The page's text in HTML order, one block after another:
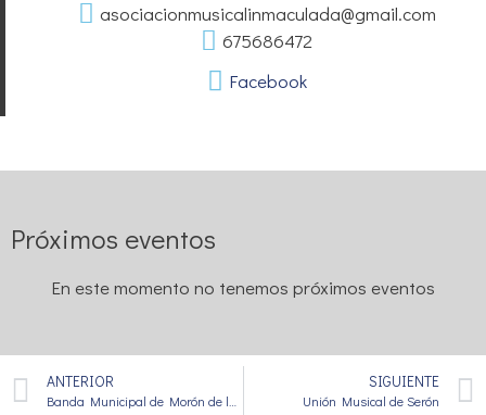
asociacionmusicalinmaculada@gmail.com
675686472
Facebook
Próximos eventos
En este momento no tenemos próximos eventos
ANTERIOR
Banda Municipal de Morón de la Frontera
SIGUIENTE
Unión Musical de Serón